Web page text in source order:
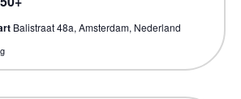
Balistraat 48a, Amsterdam, Nederland